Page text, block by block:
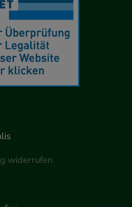
widerrufen